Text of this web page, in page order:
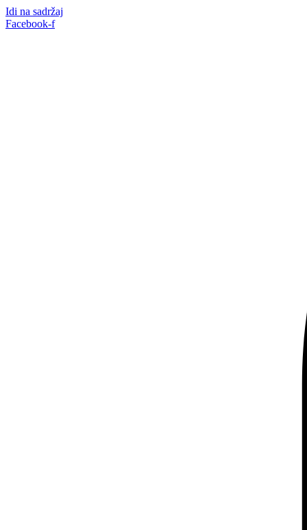
Idi na sadržaj
Facebook-f